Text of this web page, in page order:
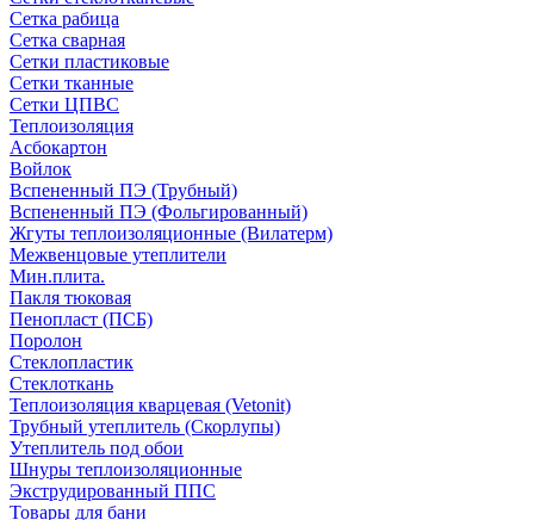
Сетка рабица
Сетка сварная
Сетки пластиковые
Сетки тканные
Сетки ЦПВС
Теплоизоляция
Асбокартон
Войлок
Вспененный ПЭ (Трубный)
Вспененный ПЭ (Фольгированный)
Жгуты теплоизоляционные (Вилатерм)
Межвенцовые утеплители
Мин.плита.
Пакля тюковая
Пенопласт (ПСБ)
Поролон
Стеклопластик
Стеклоткань
Теплоизоляция кварцевая (Vetonit)
Трубный утеплитель (Скорлупы)
Утеплитель под обои
Шнуры теплоизоляционные
Экструдированный ППС
Товары для бани